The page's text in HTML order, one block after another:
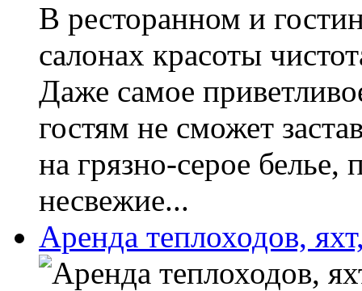
В ресторанном и
салонах красоты
Даже самое
гостям не сможет
на грязно-серое белье,
несвежие...
Аренда теплоходов,